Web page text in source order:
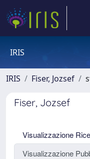
IRIS
IRIS Fiser, Jozsef
Fiser, Jozsef
Visualizzazione
Visualizzazione